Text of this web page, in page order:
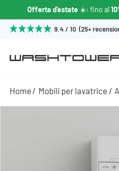
Offerta d'estate☀️: fino al
9.4 / 10 (25+
Home Mobili per lavatrice